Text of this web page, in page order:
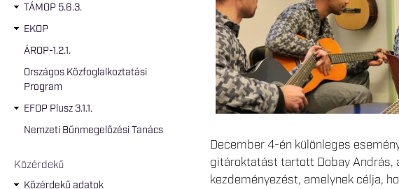
TÁMOP 5.6.3.
EKOP
ÁROP-1.2.1.
Országos Közfoglalkoztatási
Program
EFOP Plusz 3.1.1.
Nemzeti Bűnmegelőzési Tanács
Közérdekű
Közérdekű adatok
December 4-én különleges
gitároktatást tartott Dobay András,
kezdeményezést, amelynek célja,